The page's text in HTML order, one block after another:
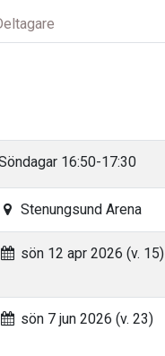
16:50-17:30
Stenungsund Arena
sön 12 apr 2026 (v. 15)
sön 7 jun 2026 (v. 23)